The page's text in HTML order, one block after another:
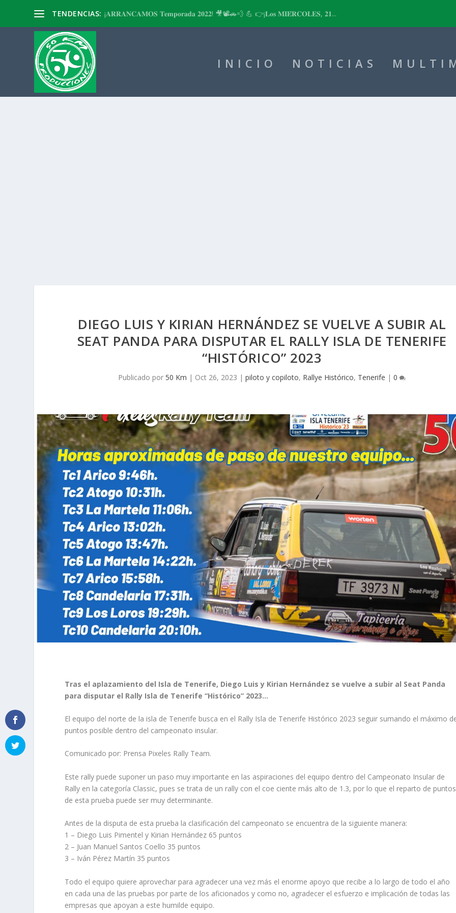
TENDENCIAS: ¡𝐀𝐑𝐑𝐀𝐍𝐂𝐀𝐌𝐎𝐒 𝐓𝐞𝐦𝐩𝐨𝐫𝐚𝐝𝐚 𝟐𝟎𝟐𝟐! 🎥📽🚗💨 💪 👉¡𝐋𝐨𝐬 𝐌𝐈𝐄́𝐑𝐂𝐎𝐋𝐄𝐒, 𝟐𝟏...
INICIO NOTICIAS
DIEGO LUIS Y KIRIAN HERNÁNDEZ SE VUELVE A SUBIR AL
SEAT PANDA PARA DISPUTAR EL RALLY ISLA DE TENERIFE
“HISTÓRICO” 2023
Publicado por 50 Km | Oct 26, 2023 |piloto y copiloto, Rallye Histórico, Tenerife |0
Tras el aplazamiento del Isla de Tenerife, Diego Luis y Kirian Hernández se vuelve a subir al Seat Panda
para disputar el Rally Isla de Tenerife “Histórico” 2023…
El equipo del norte de la isla de Tenerife busca en el Rally Isla de Tenerife Histórico 2023 seguir sumando el máximo
puntos posible dentro del campeonato insular.
Comunicado por: Prensa Pixeles Rally Team.
Este rally puede suponer un paso muy importante en las aspiraciones del equipo dentro del Campeonato Insular de
Rally en la categoría Classic, pues se trata de un rally con el coe ciente más alto de 1.3, por lo que el reparto de puntos
de esta prueba puede ser muy determinante.
Antes de la disputa de esta prueba la clasificación del campeonato se encuentra de la siguiente manera:
1 – Diego Luis Pimentel y Kirian Hernández 65 puntos
2 – Juan Manuel Santos Coello 35 puntos
3 – Iván Pérez Martín 35 puntos
Todo el equipo quiere aprovechar para agradecer una vez más el enorme apoyo que recibe a lo largo de todo el año
en cada una de las pruebas por parte de los aficionados y como no, agradecer el esfuerzo e implicación de todas las
empresas que apoyan a este humilde equipo.